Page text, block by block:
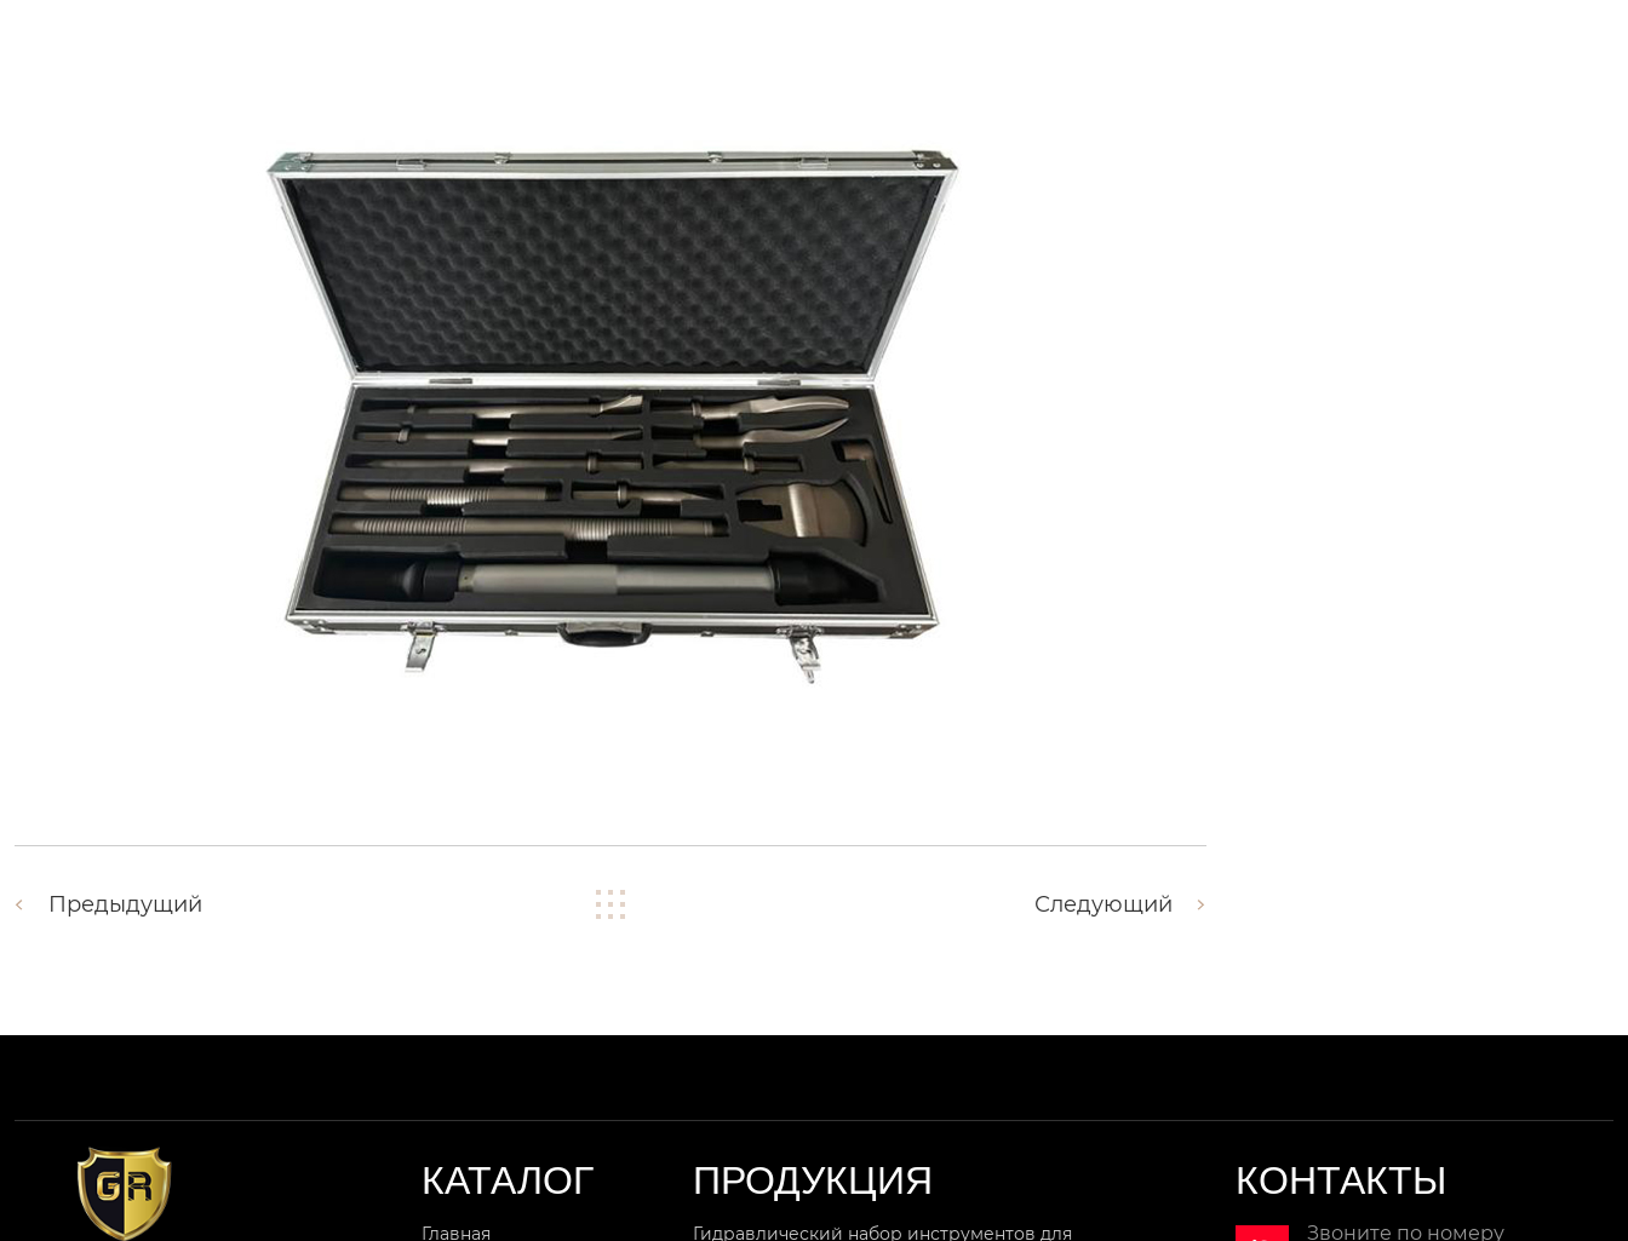
Предыдущий Следующий
КАТАЛОГ
Главная
ПРОДУКЦИЯ
Гидравлический набор инструментов для
КОНТАКТЫ
Звоните по номеру